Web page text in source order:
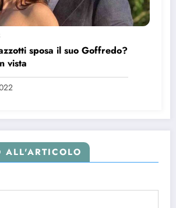
sposa il suo Goffredo?
vista
ALL'ARTICOLO